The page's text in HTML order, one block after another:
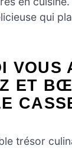
qui
VOUS
ET
trésor